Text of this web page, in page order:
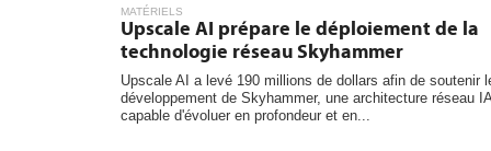
MATÉRIELS
Upscale AI prépare le déploiement de la
technologie réseau Skyhammer
Upscale AI a levé 190 millions de dollars afin de soutenir
développement de Skyhammer, une architecture réseau IA
capable d'évoluer en profondeur et en...